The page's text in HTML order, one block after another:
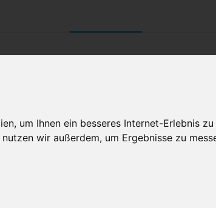
um Ihnen ein besseres Internet-Erlebnis
wir außerdem, um Ergebnisse zu